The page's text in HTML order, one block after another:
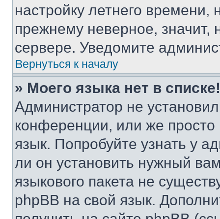
настройку летнего
прежнему неверное, значит,
сервере. Уведомите
Вернуться к началу
» Моего языка нет в списке!
Администратор не
конференции, или же
язык. Попробуйте узнать у
ли он установить нужный
языкового пакета не
phpBB на свой язык.